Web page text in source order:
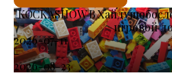
KOCKASHOW В
игровой
2026-07-11
-
2026-08-23